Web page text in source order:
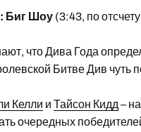
Биг Шоу(3:43, по
что Дива Года
Битве Див чуть
Келли и Тайсон Кидд –
очередных